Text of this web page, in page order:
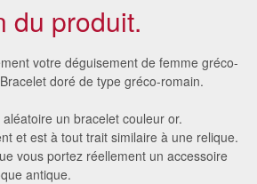
du produit.
votre déguisement de femme gréco-
doré de type gréco-romain.
un bracelet couleur or.
et est à tout trait similaire à une relique.
vous portez réellement un accessoire
antique.